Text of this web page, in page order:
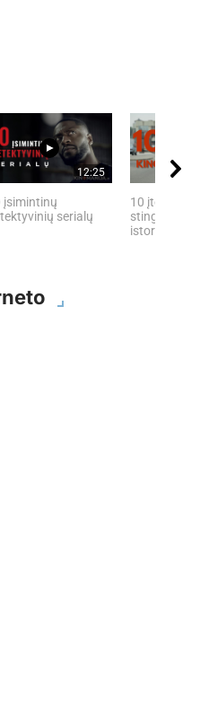
12:25
įsimintinų
serialų
10 įtemptų,
stingdančių
istorijų